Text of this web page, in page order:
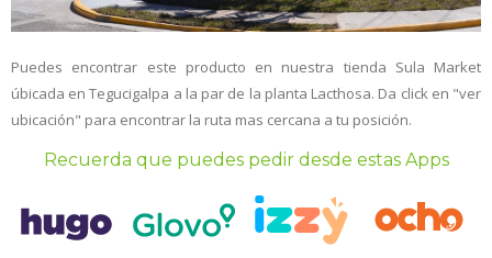
Puedes encontrar este producto en nuestra tienda Sula Market
úbicada en Tegucigalpa a la par de la planta Lacthosa. Da click en "ver
ubicación" para encontrar la ruta mas cercana a tu posición.
Recuerda que puedes pedir desde estas Apps